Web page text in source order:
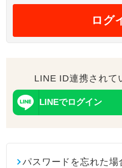
ログ
LINE ID連携されて
LINEでログイン
パスワードを忘れた場